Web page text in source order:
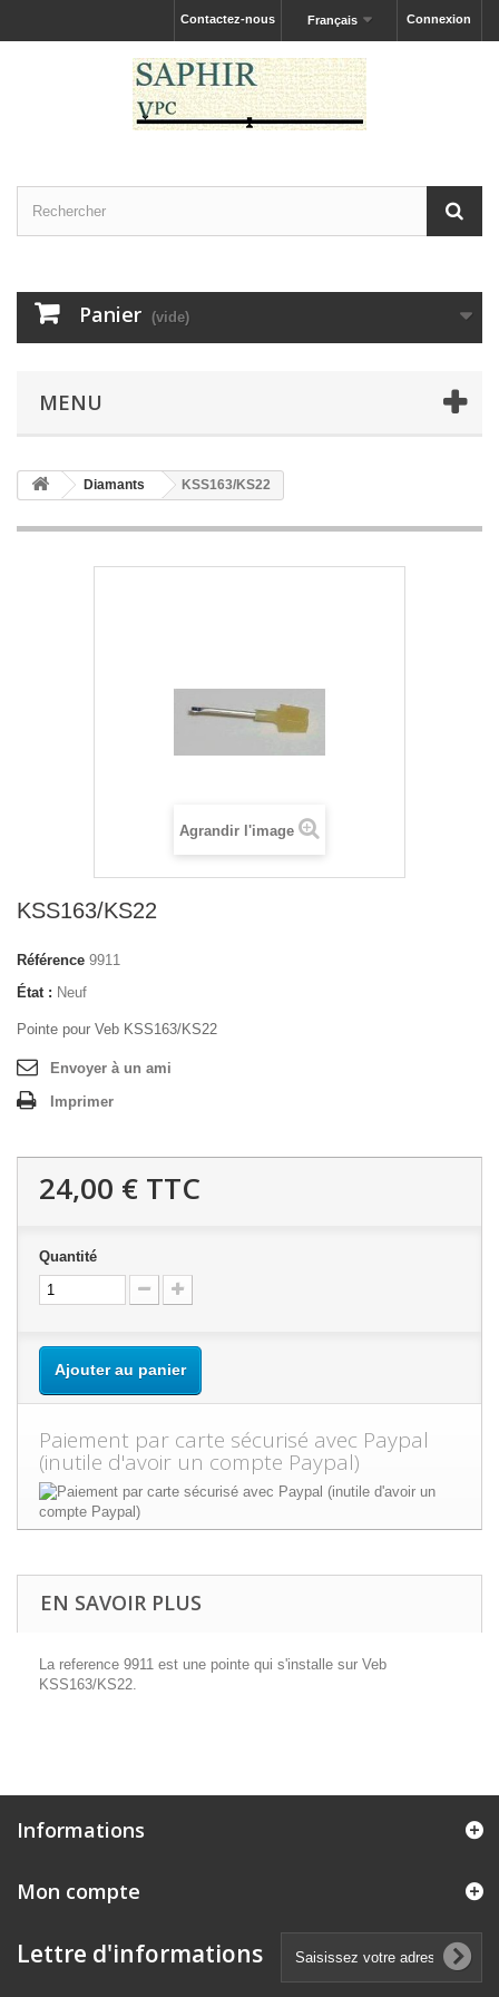
Connexion
Français
Contactez-nous
Panier (vide)
MENU
Diamants KSS163/KS22
Agrandir l'image
KSS163/KS22
Référence 9911
État : Neuf
Pointe pour Veb KSS163/KS22
Envoyer à un ami
Imprimer
24,00 € TTC
Quantité
Ajouter au panier
Paiement par carte sécurisé avec Paypal
(inutile d'avoir un compte Paypal)
EN SAVOIR PLUS
La reference 9911 est une pointe qui s'installe sur Veb
KSS163/KS22.
Informations
Mon compte
Lettre d'informations